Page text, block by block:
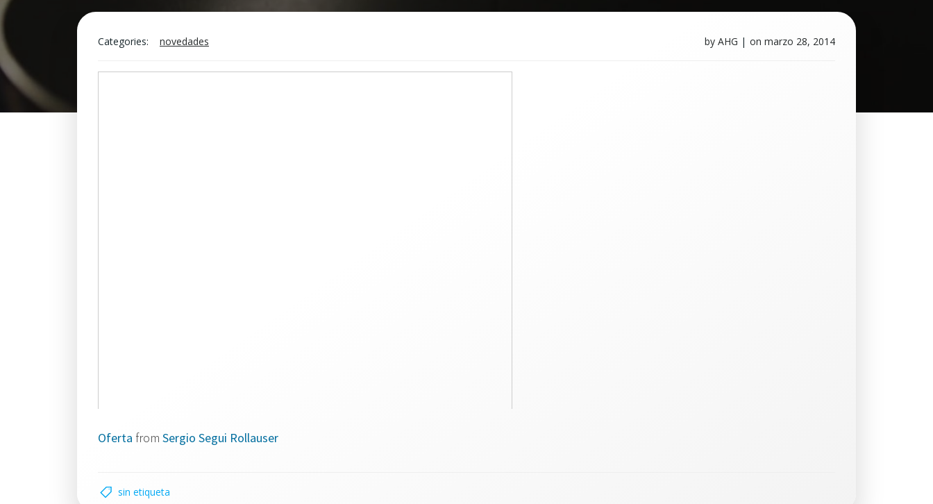
Categories: novedades by AHG | on marzo 28, 2014
Oferta from Sergio Segui Rollauser
sin etiqueta